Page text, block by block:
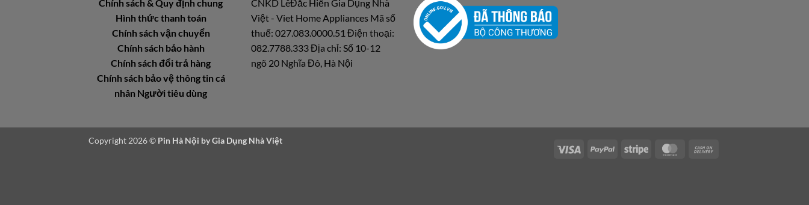
Chính sách & Quy định chung
Hình thức thanh toán
Chính sách vận chuyển
Chính sách bảo hành
Chính sách đổi trả hàng
Chính sách bảo vệ thông tin cá
nhân Người tiêu dùng
CNKD LêĐắc Hiền Gia Dụng Nhà
Việt - Viet Home Appliances Mã số
thuế: 027.083.0000.51 Điện thoại:
082.7788.333 Địa chỉ: Số 10-12
ngõ 20 Nghĩa Đô, Hà Nội
Visa PayPal Stripe MasterCard
Copyright 2026 © Pin Hà Nội byGia Dụng Nhà Việt